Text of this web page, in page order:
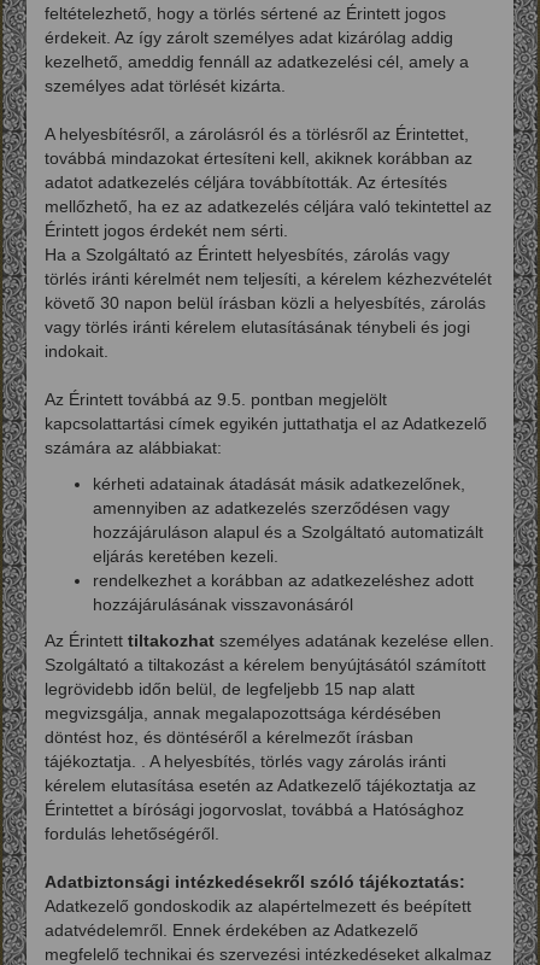
feltételezhető, hogy a törlés sértené az Érintett jogos
érdekeit. Az így zárolt személyes adat kizárólag addig
kezelhető, ameddig fennáll az adatkezelési cél, amely a
személyes adat törlését kizárta.
A helyesbítésről, a zárolásról és a törlésről az Érintettet,
továbbá mindazokat értesíteni kell, akiknek korábban az
adatot adatkezelés céljára továbbították. Az értesítés
mellőzhető, ha ez az adatkezelés céljára való tekintettel az
Érintett jogos érdekét nem sérti.
Ha a Szolgáltató az Érintett helyesbítés, zárolás vagy
törlés iránti kérelmét nem teljesíti, a kérelem kézhezvételét
követő 30 napon belül írásban közli a helyesbítés, zárolás
vagy törlés iránti kérelem elutasításának ténybeli és jogi
indokait.
Az Érintett továbbá az 9.5. pontban megjelölt
kapcsolattartási címek egyikén juttathatja el az Adatkezelő
számára az alábbiakat:
kérheti adatainak átadását másik adatkezelőnek,
amennyiben az adatkezelés szerződésen vagy
hozzájáruláson alapul és a Szolgáltató automatizált
eljárás keretében kezeli.
rendelkezhet a korábban az adatkezeléshez adott
hozzájárulásának visszavonásáról
Az Érintett tiltakozhat személyes adatának kezelése ellen.
Szolgáltató a tiltakozást a kérelem benyújtásától számított
legrövidebb időn belül, de legfeljebb 15 nap alatt
megvizsgálja, annak megalapozottsága kérdésében
döntést hoz, és döntéséről a kérelmezőt írásban
tájékoztatja. . A helyesbítés, törlés vagy zárolás iránti
kérelem elutasítása esetén az Adatkezelő tájékoztatja az
Érintettet a bírósági jogorvoslat, továbbá a Hatósághoz
fordulás lehetőségéről.
Adatbiztonsági intézkedésekről szóló tájékoztatás:
Adatkezelő gondoskodik az alapértelmezett és beépített
adatvédelemről. Ennek érdekében az Adatkezelő
megfelelő technikai és szervezési intézkedéseket alkalmaz